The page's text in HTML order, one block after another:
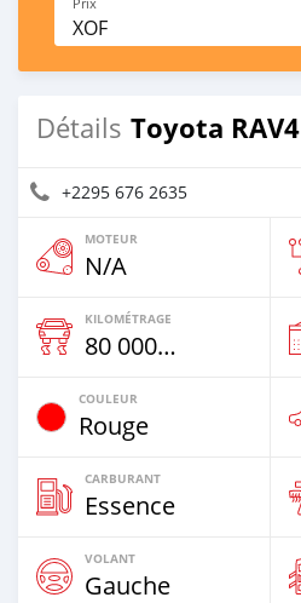
XOF
Détails Toyota RAV4
+2295 676 2635
MOTEUR
N/A
KILOMÉTRAGE
80 000 Km
COULEUR
Rouge
CARBURANT
Essence
VOLANT
Gauche